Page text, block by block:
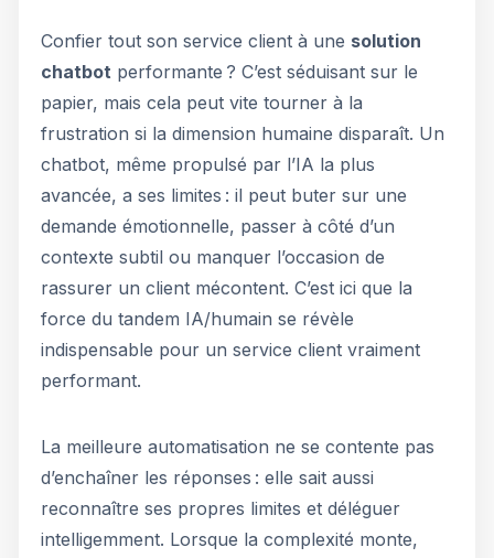
Confier tout son service client à une solution
chatbot performante ? C’est séduisant sur le
papier, mais cela peut vite tourner à la
frustration si la dimension humaine disparaît. Un
chatbot, même propulsé par l’IA la plus
avancée, a ses limites : il peut buter sur une
demande émotionnelle, passer à côté d’un
contexte subtil ou manquer l’occasion de
rassurer un client mécontent. C’est ici que la
force du tandem IA/humain se révèle
indispensable pour un service client vraiment
performant.
La meilleure automatisation ne se contente pas
d’enchaîner les réponses : elle sait aussi
reconnaître ses propres limites et déléguer
intelligemment. Lorsque la complexité monte,